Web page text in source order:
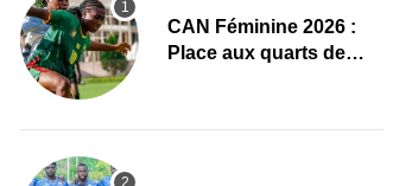
CAN Féminine 2026 :
Place aux quarts de